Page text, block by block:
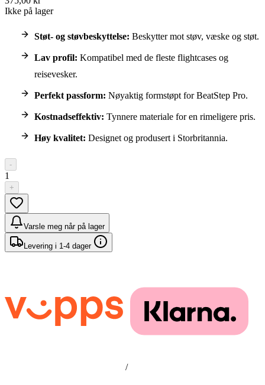
Ikke på lager
Støt- og støvbeskyttelse: Beskytter mot støv, væske og støt.
Lav profil: Kompatibel med de fleste flightcases og
reisevesker.
Perfekt passform: Nøyaktig formstøpt for BeatStep Pro.
Kostnadseffektiv: Tynnere materiale for en rimeligere pris.
Høy kvalitet: Designet og produsert i Storbritannia.
-
1
+
Varsle meg når på lager
Levering i 1-4 dager
/